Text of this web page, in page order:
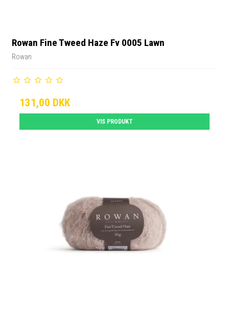
Rowan Fine Tweed Haze Fv 0005 Lawn
Rowan
131,00 DKK
VIS PRODUKT